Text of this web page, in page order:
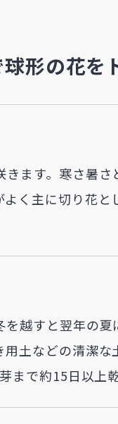
形の花を
ます。寒さ暑
く主に切り花と
越すと翌年の夏
土などの清潔
で約15日以上